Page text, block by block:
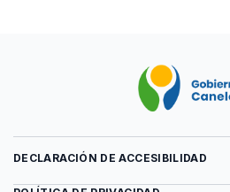
DECLARACIÓN DE ACCESIBILIDAD